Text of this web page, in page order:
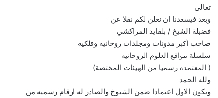
تعالى
وبعد فيسعدنا ان نعلن لكم نقلا عن
فضيلة الشيخ / بلقايد المراكشي
صاحب أكبر مدونات ومجلدات روحانيه وفلكيه
سلسلة مواقع العلوم الروحانيه
( المعتمده رسميا من الهيئات المختصة)
ولله الحمد
ويكون الاول اعتمادا ضمن الشيوخ والصادر له ارقام رسميه من